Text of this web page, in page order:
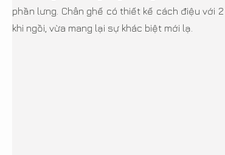
phần lưng. Chân ghế có thiết kế cách điệu với
khi ngồi, vừa mang lại sự khác biệt mới lạ.